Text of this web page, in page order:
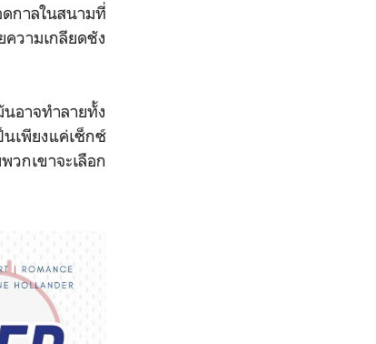
กาลในสนามที่
วามเกลียดชัง
อาจทำลายทั้ง
เพียงแค่เซ็กซ์
กเขาจะเลือก